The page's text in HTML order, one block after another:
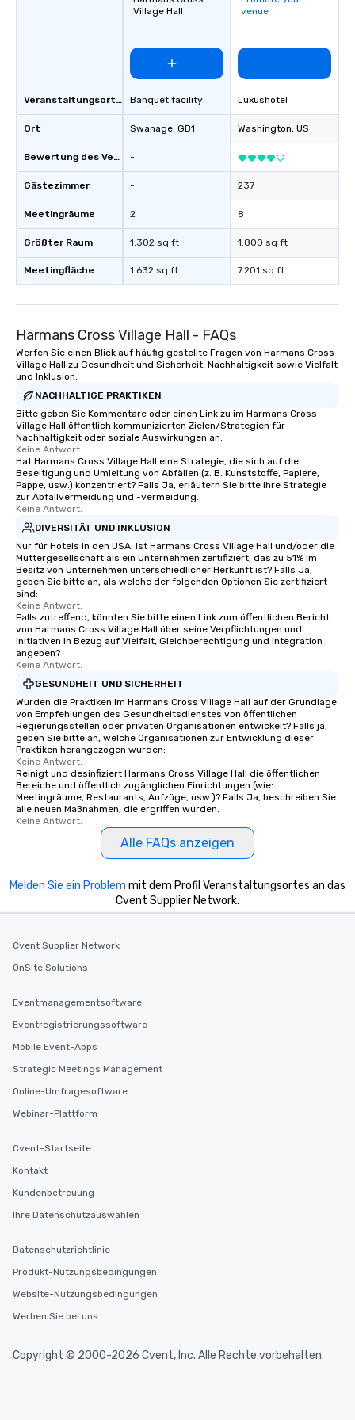
Veranstaltungsortstyp
Ort
Bewertung des Veranstaltungsortes
Gästezimmer
Meetingräume
Größter Raum
Meetingfläche
Village Hall
Banquet facility
Swanage, GB1
-
-
2
1.302 sq ft
1.632 sq ft
venue
Luxushotel
Washington, US
237
8
1.800 sq ft
7.201 sq ft
Harmans Cross Village Hall - FAQs
Werfen Sie einen Blick auf häufig gestellte Fragen von Harmans Cross
Village Hall zu Gesundheit und Sicherheit, Nachhaltigkeit sowie Vielfalt
und Inklusion.
NACHHALTIGE PRAKTIKEN
Bitte geben Sie Kommentare oder einen Link zu im Harmans Cross
Village Hall öffentlich kommunizierten Zielen/Strategien für
Nachhaltigkeit oder soziale Auswirkungen an.
Keine Antwort.
Hat Harmans Cross Village Hall eine Strategie, die sich auf die
Beseitigung und Umleitung von Abfällen (z. B. Kunststoffe, Papiere,
Pappe, usw.) konzentriert? Falls Ja, erläutern Sie bitte Ihre Strategie
zur Abfallvermeidung und -vermeidung.
Keine Antwort.
DIVERSITÄT UND INKLUSION
Nur für Hotels in den USA: Ist Harmans Cross Village Hall und/oder die
Muttergesellschaft als ein Unternehmen zertifiziert, das zu 51% im
Besitz von Unternehmen unterschiedlicher Herkunft ist? Falls Ja,
geben Sie bitte an, als welche der folgenden Optionen Sie zertifiziert
sind:
Keine Antwort.
Falls zutreffend, könnten Sie bitte einen Link zum öffentlichen Bericht
von Harmans Cross Village Hall über seine Verpflichtungen und
Initiativen in Bezug auf Vielfalt, Gleichberechtigung und Integration
angeben?
Keine Antwort.
GESUNDHEIT UND SICHERHEIT
Wurden die Praktiken im Harmans Cross Village Hall auf der Grundlage
von Empfehlungen des Gesundheitsdienstes von öffentlichen
Regierungsstellen oder privaten Organisationen entwickelt? Falls ja,
geben Sie bitte an, welche Organisationen zur Entwicklung dieser
Praktiken herangezogen wurden:
Keine Antwort.
Reinigt und desinfiziert Harmans Cross Village Hall die öffentlichen
Bereiche und öffentlich zugänglichen Einrichtungen (wie:
Meetingräume, Restaurants, Aufzüge, usw.)? Falls Ja, beschreiben Sie
alle neuen Maßnahmen, die ergriffen wurden.
Keine Antwort.
Alle FAQs anzeigen
Melden Sie ein Problem mit dem Profil Veranstaltungsortes an das
Cvent Supplier Network.
Cvent Supplier Network
OnSite Solutions
Eventmanagementsoftware
Eventregistrierungssoftware
Mobile Event-Apps
Strategic Meetings Management
Online-Umfragesoftware
Webinar-Plattform
Cvent-Startseite
Kontakt
Kundenbetreuung
Ihre Datenschutzauswahlen
Datenschutzrichtlinie
Produkt-Nutzungsbedingungen
Website-Nutzungsbedingungen
Werben Sie bei uns
Copyright © 2000-2026 Cvent, Inc. Alle Rechte vorbehalten.